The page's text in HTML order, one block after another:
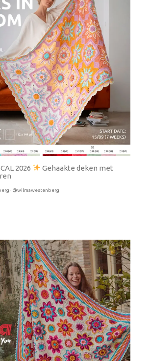
2026
Gehaakte deken met
· @wilmawestenberg